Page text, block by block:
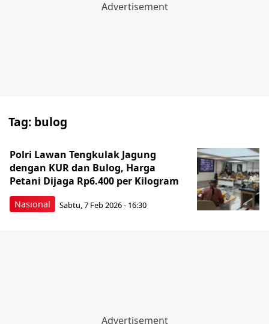
Tag: bulog
Nasional
Polri Lawan Tengkulak Jagung
dengan KUR dan Bulog, Harga
Petani Dijaga Rp6.400 per Kilogram
Sabtu, 7 Feb 2026 - 16:30